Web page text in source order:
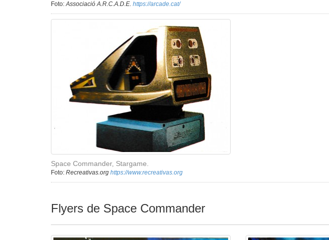
Foto:Associació A.R.C.A.D.E. https://arcade.cat/
Space Commander, Stargame.
Foto: Recreativas.org https://www.recreativas.org
Flyers de Space Commander